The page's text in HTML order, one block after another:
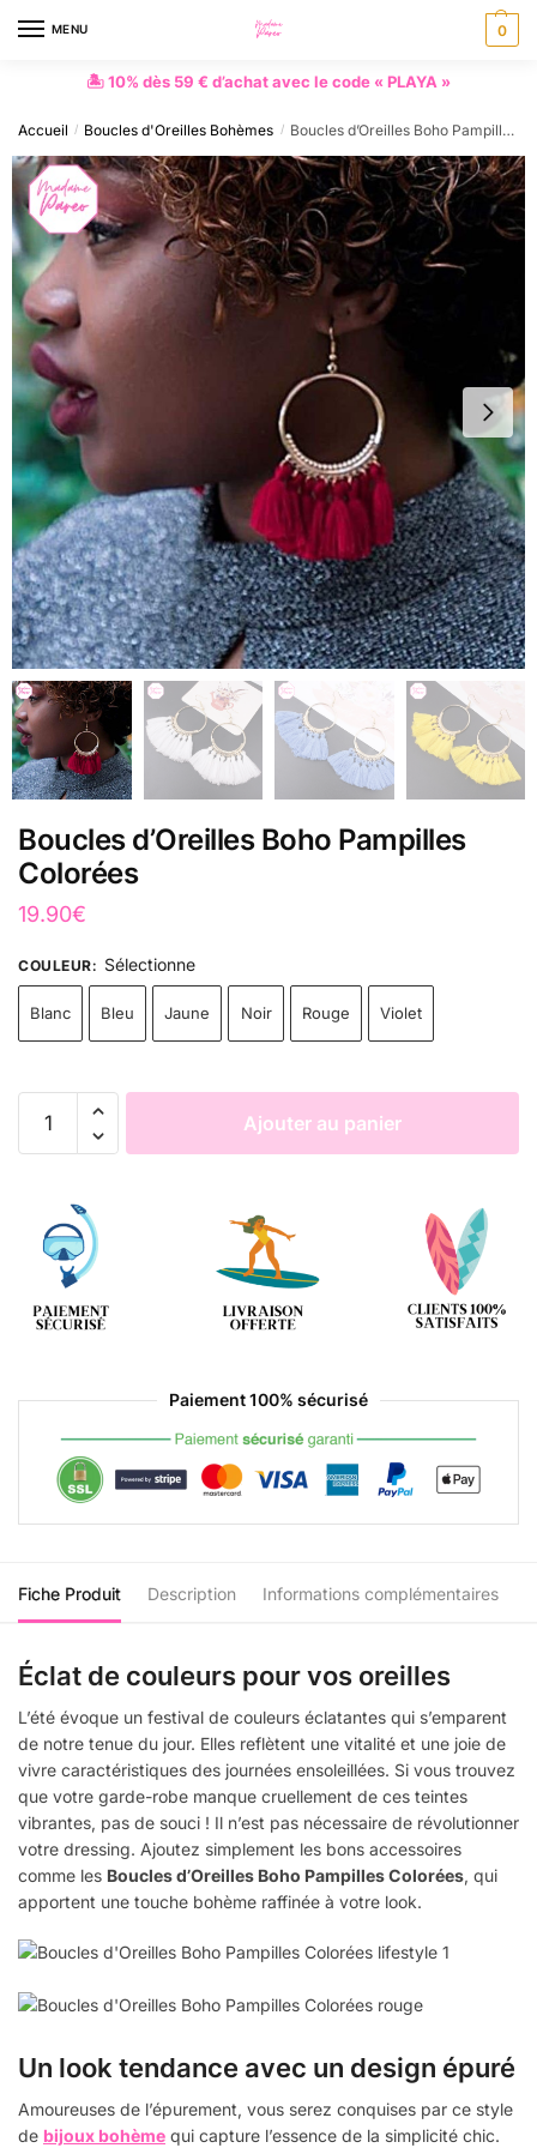
MENU 0
🏝 10% dès 59 € d’achat avec le code « PLAYA »
Accueil / Boucles d'Oreilles Bohèmes / Boucles d’Oreilles Boho Pampilles Colorées
Boucles d’Oreilles Boho Pampilles
Colorées
19.90€
COULEUR: Sélectionne
Blanc Bleu Jaune Noir Rouge Violet
Ajouter au panier
Paiement 100% sécurisé
Fiche Produit Description Informations complémentaires
Éclat de couleurs pour vos oreilles
L’été évoque un festival de couleurs éclatantes qui s’emparent
de notre tenue du jour. Elles reflètent une vitalité et une joie de
vivre caractéristiques des journées ensoleillées. Si vous trouvez
que votre garde-robe manque cruellement de ces teintes
vibrantes, pas de souci ! Il n’est pas nécessaire de révolutionner
votre dressing. Ajoutez simplement les bons accessoires
comme les Boucles d’Oreilles Boho Pampilles Colorées, qui
apportent une touche bohème raffinée à votre look.
Un look tendance avec un design épuré
Amoureuses de l’épurement, vous serez conquises par ce style
de bijoux bohème qui capture l’essence de la simplicité chic.